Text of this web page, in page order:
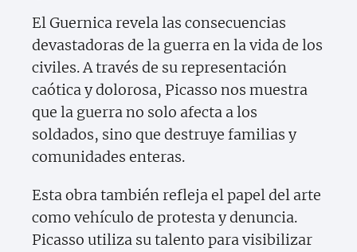
El Guernica revela las consecuencias
devastadoras de la guerra en la vida de los
civiles. A través de su representación
caótica y dolorosa, Picasso nos muestra
que la guerra no solo afecta a los
soldados, sino que destruye familias y
comunidades enteras.
Esta obra también refleja el papel del arte
como vehículo de protesta y denuncia.
Picasso utiliza su talento para visibilizar